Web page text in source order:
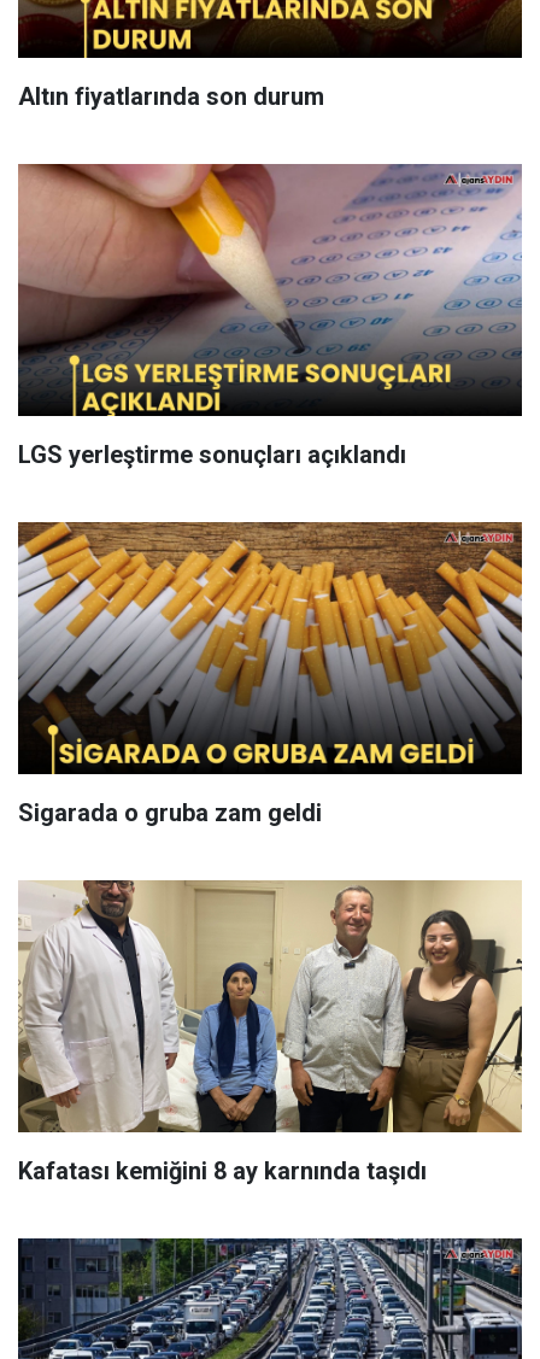
Altın fiyatlarında son durum
LGS yerleştirme sonuçları açıklandı
Sigarada o gruba zam geldi
Kafatası kemiğini 8 ay karnında taşıdı